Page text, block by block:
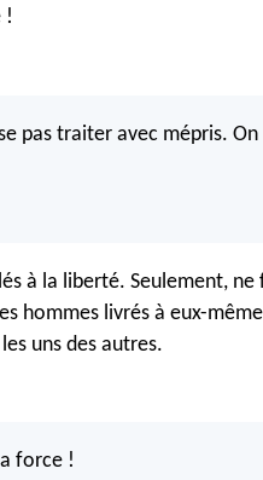
!
pas traiter avec mépris.
à la liberté. Seulement, ne
hommes livrés à eux-
uns des autres.
force !